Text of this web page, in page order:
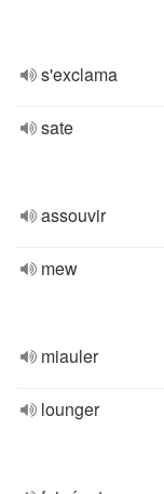
s'exclama
sate
assouvir
mew
miauler
lounger